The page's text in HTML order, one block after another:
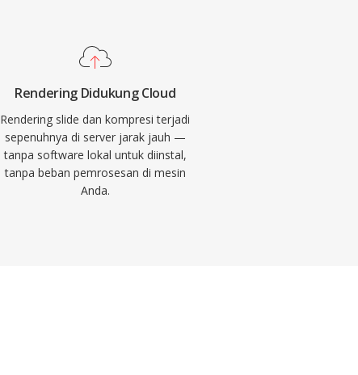
Rendering Didukung Cloud
Rendering slide dan kompresi terjadi
sepenuhnya di server jarak jauh —
tanpa software lokal untuk diinstal,
tanpa beban pemrosesan di mesin
Anda.